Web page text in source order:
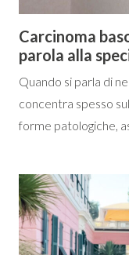
Carcinoma
parola alla
Quando si parla di
concentra spesso
forme patologiche,